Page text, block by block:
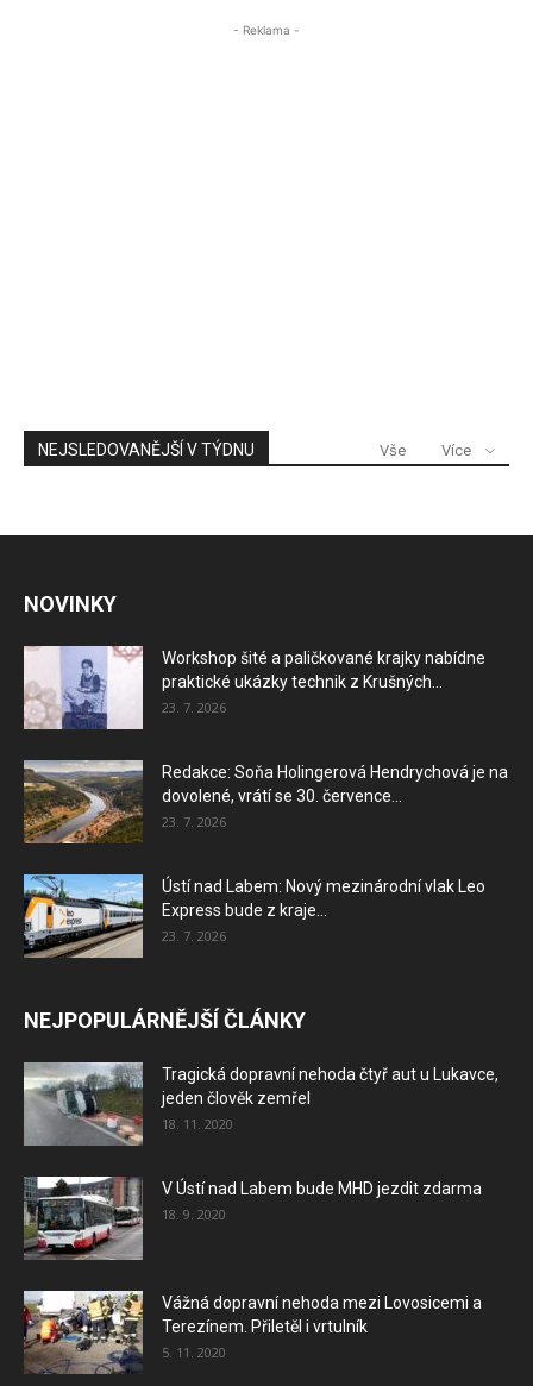
- Reklama -
NEJSLEDOVANĚJŠÍ V TÝDNU Vše Více
NOVINKY
Workshop šité a paličkované krajky nabídne
praktické ukázky technik z Krušných...
23. 7. 2026
Redakce: Soňa Holingerová Hendrychová je na
dovolené, vrátí se 30. července...
23. 7. 2026
Ústí nad Labem: Nový mezinárodní vlak Leo
Express bude z kraje...
23. 7. 2026
NEJPOPULÁRNĚJŠÍ ČLÁNKY
Tragická dopravní nehoda čtyř aut u Lukavce,
jeden člověk zemřel
18. 11. 2020
V Ústí nad Labem bude MHD jezdit zdarma
18. 9. 2020
Vážná dopravní nehoda mezi Lovosicemi a
Terezínem. Přiletěl i vrtulník
5. 11. 2020